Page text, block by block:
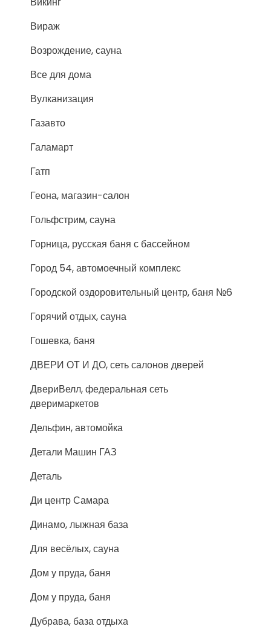
Вираж
Возрождение, сауна
Все для дома
Вулканизация
Газавто
Галамарт
Гатп
Геона, магазин-салон
Гольфстрим, сауна
Горница, русская баня с бассейном
Город 54, автомоечный комплекс
Городской оздоровительный центр, баня №6
Горячий отдых, сауна
Гошевка, баня
ДВЕРИ ОТ И ДО, сеть салонов дверей
ДвериВелл, федеральная сеть
дверимаркетов
Дельфин, автомойка
Детали Машин ГАЗ
Деталь
Ди центр Самара
Динамо, лыжная база
Для весёлых, сауна
Дом у пруда, баня
Дом у пруда, баня
Дубрава, база отдыха